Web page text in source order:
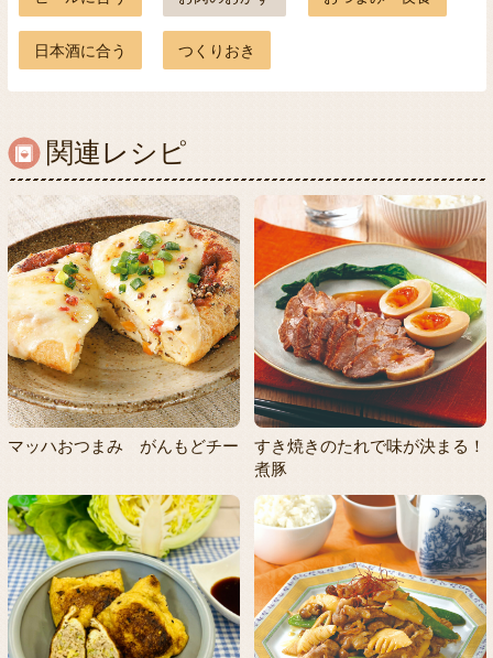
日本酒に合う つくりおき
関連レシピ
マッハおつまみ がんもどチー
すき焼きのたれで味が決まる！
煮豚